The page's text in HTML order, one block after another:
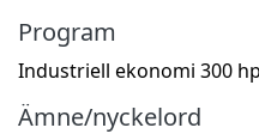
Program
Industriell ekonomi 300
Ämne/nyckelord